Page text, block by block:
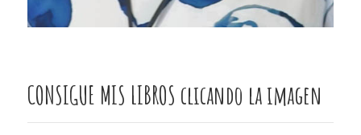
CONSIGUE MIS LIBROS clicando la imagen